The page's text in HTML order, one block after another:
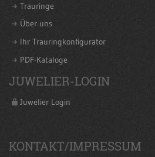
Trauringe
Über uns
Ihr Trauringkonfigurator
PDF-Kataloge
JUWELIER-LOGIN
Juwelier Login
KONTAKT/IMPRESSUM